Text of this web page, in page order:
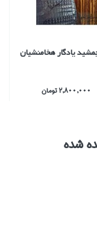
يادگار هخامنشيان
2,800,000 تومان
شده